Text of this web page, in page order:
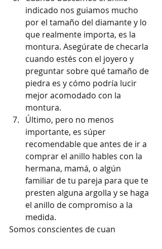
indicado nos guiamos mucho
por el tamaño del diamante y lo
que realmente importa, es la
montura. Asegúrate de checarla
cuando estés con el joyero y
preguntar sobre qué tamaño de
piedra es y cómo podría lucir
mejor acomodado con la
montura.
Último, pero no menos
importante, es súper
recomendable que antes de ir a
comprar el anillo hables con la
hermana, mamá, o algún
familiar de tu pareja para que te
presten alguna argolla y se haga
el anillo de compromiso a la
medida.
Somos conscientes de cuan